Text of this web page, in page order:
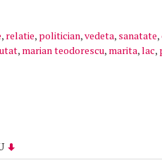
, relatie, politician,vedeta, sanatate,
, marian teodorescu, marita,lac,